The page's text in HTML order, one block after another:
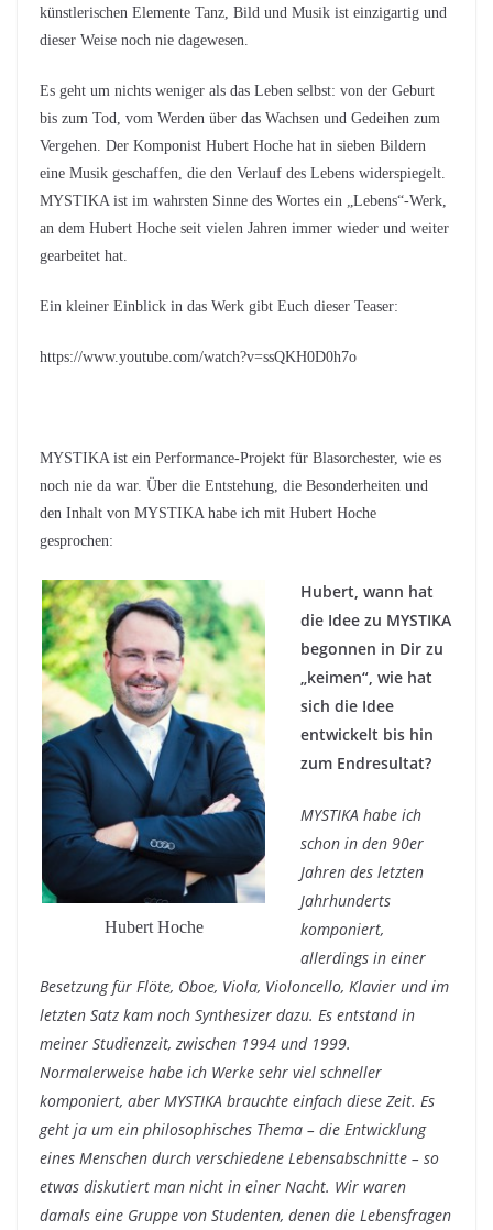
künstlerischen Elemente Tanz, Bild und Musik ist einzigartig und
dieser Weise noch nie dagewesen.
Es geht um nichts weniger als das Leben selbst: von der Geburt
bis zum Tod, vom Werden über das Wachsen und Gedeihen zum
Vergehen. Der Komponist Hubert Hoche hat in sieben Bildern
eine Musik geschaffen, die den Verlauf des Lebens widerspiegelt.
MYSTIKA ist im wahrsten Sinne des Wortes ein „Lebens“-Werk,
an dem Hubert Hoche seit vielen Jahren immer wieder und weiter
gearbeitet hat.
Ein kleiner Einblick in das Werk gibt Euch dieser Teaser:
https://www.youtube.com/watch?v=ssQKH0D0h7o
MYSTIKA ist ein Performance-Projekt für Blasorchester, wie es
noch nie da war. Über die Entstehung, die Besonderheiten und
den Inhalt von MYSTIKA habe ich mit Hubert Hoche
gesprochen:
Hubert Hoche
Hubert, wann hat
die Idee zu MYSTIKA
begonnen in Dir zu
„keimen“, wie hat
sich die Idee
entwickelt bis hin
zum Endresultat?
MYSTIKA habe ich
schon in den 90er
Jahren des letzten
Jahrhunderts
komponiert,
allerdings in einer
Besetzung für Flöte, Oboe, Viola, Violoncello, Klavier und im
letzten Satz kam noch Synthesizer dazu. Es entstand in
meiner Studienzeit, zwischen 1994 und 1999.
Normalerweise habe ich Werke sehr viel schneller
komponiert, aber MYSTIKA brauchte einfach diese Zeit. Es
geht ja um ein philosophisches Thema – die Entwicklung
eines Menschen durch verschiedene Lebensabschnitte – so
etwas diskutiert man nicht in einer Nacht. Wir waren
damals eine Gruppe von Studenten, denen die Lebensfragen